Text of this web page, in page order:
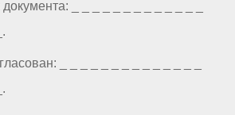
_ _ _ _ _ _ _ _ _ _ _ _ _
_ _ _ _ _ _ _ _ _ _ _ _ _ _